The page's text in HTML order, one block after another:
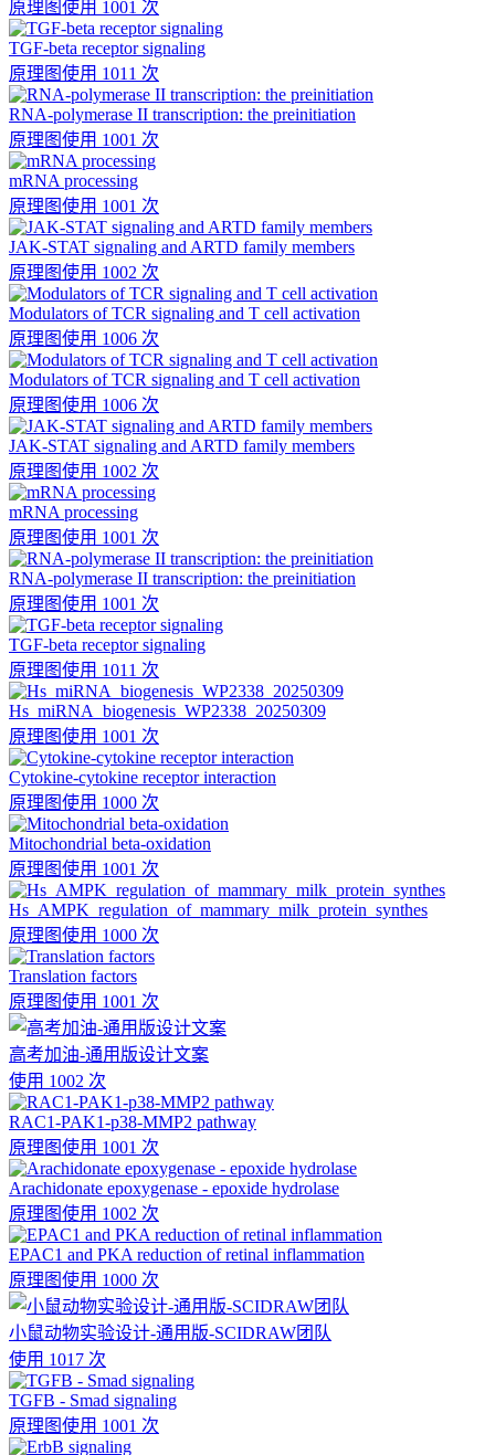
原理图使用 1001 次
TGF-beta receptor signaling
原理图使用 1011 次
RNA-polymerase II transcription: the preinitiation
原理图使用 1001 次
mRNA processing
原理图使用 1001 次
JAK-STAT signaling and ARTD family members
原理图使用 1002 次
Modulators of TCR signaling and T cell activation
原理图使用 1006 次
Modulators of TCR signaling and T cell activation
原理图使用 1006 次
JAK-STAT signaling and ARTD family members
原理图使用 1002 次
mRNA processing
原理图使用 1001 次
RNA-polymerase II transcription: the preinitiation
原理图使用 1001 次
TGF-beta receptor signaling
原理图使用 1011 次
Hs_miRNA_biogenesis_WP2338_20250309
原理图使用 1001 次
Cytokine-cytokine receptor interaction
原理图使用 1000 次
Mitochondrial beta-oxidation
原理图使用 1001 次
Hs_AMPK_regulation_of_mammary_milk_protein_synthes
原理图使用 1000 次
Translation factors
原理图使用 1001 次
高考加油-通用版设计文案
使用 1002 次
RAC1-PAK1-p38-MMP2 pathway
原理图使用 1001 次
Arachidonate epoxygenase - epoxide hydrolase
原理图使用 1002 次
EPAC1 and PKA reduction of retinal inflammation
原理图使用 1000 次
小鼠动物实验设计-通用版-SCIDRAW团队
使用 1017 次
TGFB - Smad signaling
原理图使用 1001 次